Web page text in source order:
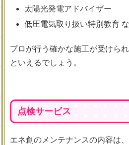
太陽光発電アドバイザー
低圧電気取り扱い特別教育
プロが行う確かな施工が受けら
といえるでしょう。
点検サービス
エネ創のメンテナンスの内容は